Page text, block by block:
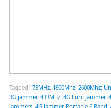
Tagged 173MHz, 1800Mhz, 2600Mhz;
3G jammer, 433MHz, 4G Euro Jammer,
Jammers, 4G Jammer Portable 6 Band